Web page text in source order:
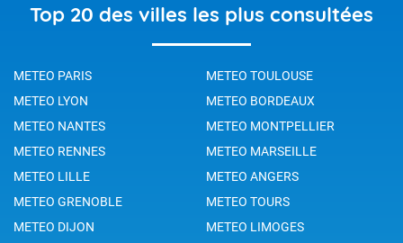
Top 20 des villes les plus consultées
METEO PARIS
METEO TOULOUSE
METEO LYON
METEO BORDEAUX
METEO NANTES
METEO MONTPELLIER
METEO RENNES
METEO MARSEILLE
METEO LILLE
METEO ANGERS
METEO GRENOBLE
METEO TOURS
METEO DIJON
METEO LIMOGES